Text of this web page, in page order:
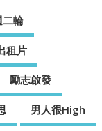
二輪
租片
勵志啟發
男人很High